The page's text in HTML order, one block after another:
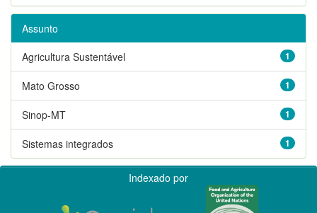
Assunto
1
Agricultura Sustentável
1
Mato Grosso
1
Sinop-MT
1
Sistemas integrados
Indexado por